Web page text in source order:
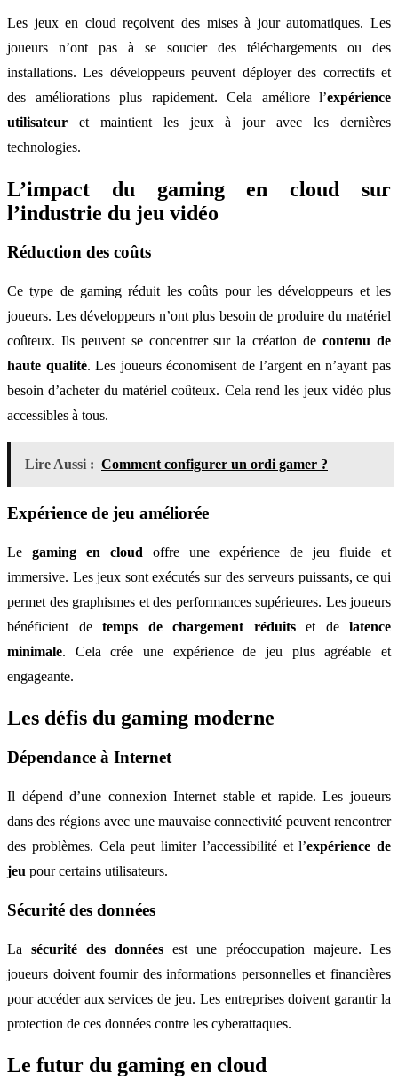
Les jeux en cloud reçoivent des mises à jour automatiques. Les
joueurs n’ont pas à se soucier des téléchargements ou des
installations. Les développeurs peuvent déployer des correctifs et
des améliorations plus rapidement. Cela améliore l’expérience
utilisateur et maintient les jeux à jour avec les dernières
technologies.
L’impact du gaming en cloud sur
l’industrie du jeu vidéo
Réduction des coûts
Ce type de gaming réduit les coûts pour les développeurs et les
joueurs. Les développeurs n’ont plus besoin de produire du matériel
coûteux. Ils peuvent se concentrer sur la création decontenu de
haute qualité. Les joueurs économisent de l’argent en n’ayant pas
besoin d’acheter du matériel coûteux. Cela rend les jeux vidéo plus
accessibles à tous.
Lire Aussi : Comment configurer un ordi gamer ?
Expérience de jeu améliorée
Le gaming en cloud offre une expérience de jeu fluide et
immersive. Les jeux sont exécutés sur des serveurs puissants, ce qui
permet des graphismes et des performances supérieures. Les joueurs
bénéficient de temps de chargement réduitset de latence
minimale. Cela crée une expérience de jeu plus agréable et
engageante.
Les défis du gaming moderne
Dépendance à Internet
Il dépend d’une connexion Internet stable et rapide. Les joueurs
dans des régions avec une mauvaise connectivité peuvent rencontrer
des problèmes. Cela peut limiter l’accessibilité et l’expérience de
jeu pour certains utilisateurs.
Sécurité des données
La sécurité des données est une préoccupation majeure. Les
joueurs doivent fournir des informations personnelles et financières
pour accéder aux services de jeu. Les entreprises doivent garantir la
protection de ces données contre les cyberattaques.
Le futur du gaming en cloud